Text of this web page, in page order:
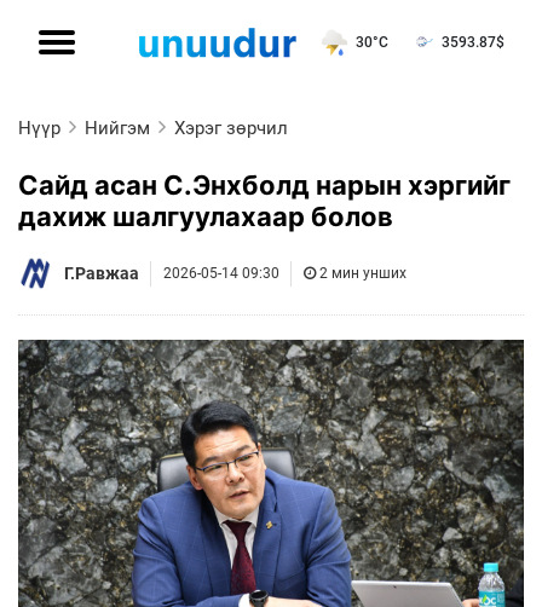
30°C 3593.87$
Нүүр Нийгэм Хэрэг зөрчил
Сайд асан С.Энхболд нарын хэргийг
дахиж шалгуулахаар болов
Г.Равжаа 2026-05-14 09:30 2 мин унших